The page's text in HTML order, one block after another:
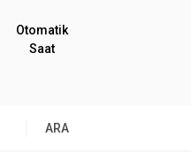
Otomatik
Saat
ARA